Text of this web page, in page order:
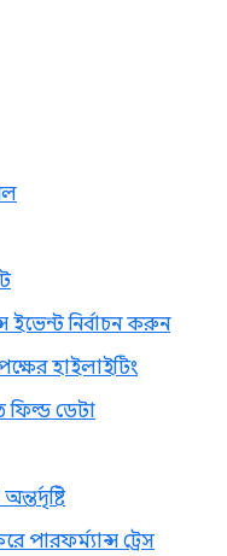
ইভেন্ট নির্বাচন করুন
হাইলাইটিং
ফিল্ড ডেটা
পারফর্ম্যান্স ট্রেস